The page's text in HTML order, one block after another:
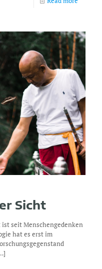
Sicht
seit Menschengedenken
hat es erst im